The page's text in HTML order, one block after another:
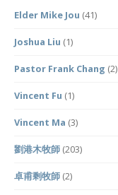
Elder Mike Jou (41)
Joshua Liu (1)
Pastor Frank Chang (2)
Vincent Fu (1)
Vincent Ma (3)
劉港木牧師 (203)
卓甫剩牧師 (2)